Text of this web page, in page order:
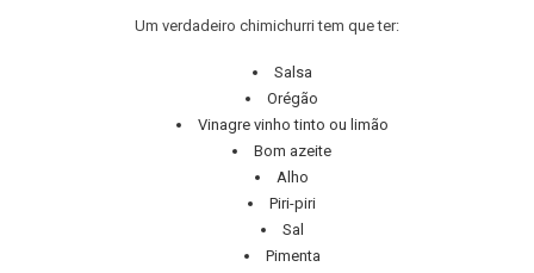
Um verdadeiro chimichurri tem que ter:
Salsa
Orégão
Vinagre vinho tinto ou limão
Bom azeite
Alho
Piri-piri
Sal
Pimenta